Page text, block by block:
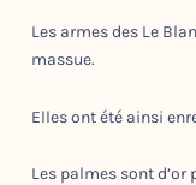
Les armes des Le
massue.
Elles ont été ainsi
Les palmes sont